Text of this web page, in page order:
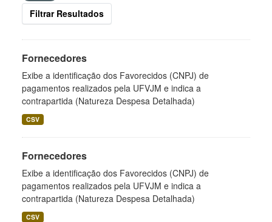
Filtrar Resultados
Fornecedores
Exibe a identificação dos Favorecidos (CNPJ) de
pagamentos realizados pela UFVJM e indica a
contrapartida (Natureza Despesa Detalhada)
CSV
Fornecedores
Exibe a identificação dos Favorecidos (CNPJ) de
pagamentos realizados pela UFVJM e indica a
contrapartida (Natureza Despesa Detalhada)
CSV